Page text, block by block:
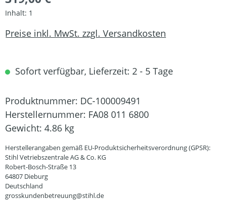
Inhalt: 1
Preise inkl. MwSt. zzgl. Versandkosten
Sofort verfügbar, Lieferzeit: 2 - 5 Tage
Produktnummer: DC-100009491
Herstellernummer: FA08 011 6800
Gewicht: 4.86 kg
Herstellerangaben gemäß EU-Produktsicherheitsverordnung (GPSR):
Stihl Vetriebszentrale AG & Co. KG
Robert-Bosch-Straße 13
64807 Dieburg
Deutschland
grosskundenbetreuung@stihl.de